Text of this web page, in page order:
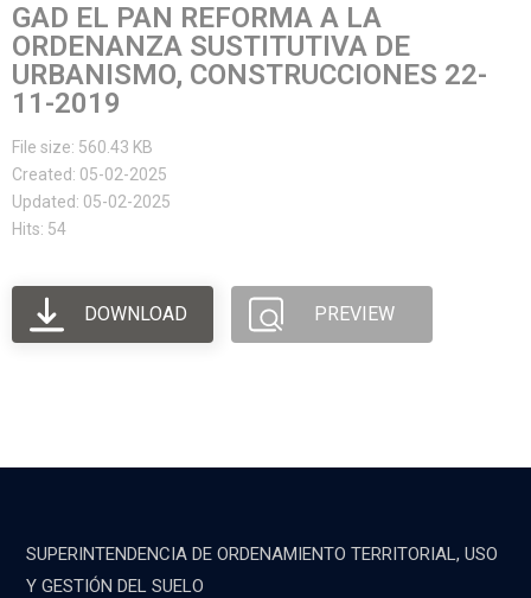
GAD EL PAN REFORMA A LA
ORDENANZA SUSTITUTIVA DE
URBANISMO, CONSTRUCCIONES 22-
11-2019
File size: 560.43 KB
Created: 05-02-2025
Updated: 05-02-2025
Hits: 54
DOWNLOAD PREVIEW
SUPERINTENDENCIA DE ORDENAMIENTO TERRITORIAL, USO
Y GESTIÓN DEL SUELO